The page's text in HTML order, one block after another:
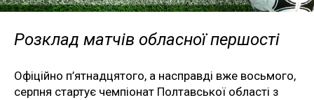
Розклад матчів обласної першості
Офіційно п’ятнадцятого, а насправді вже восьмого,
серпня стартує чемпіонат Полтавської області з